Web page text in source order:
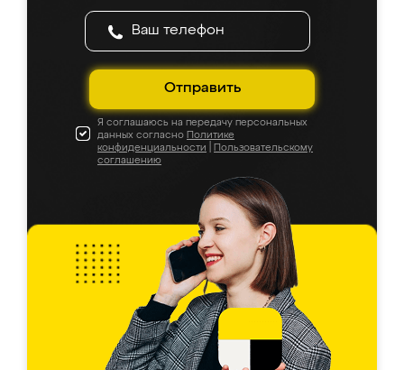
Отправить
Я соглашаюсь на передачу персональных
данных согласно Политике
конфиденциальности
Пользовательскому
соглашению